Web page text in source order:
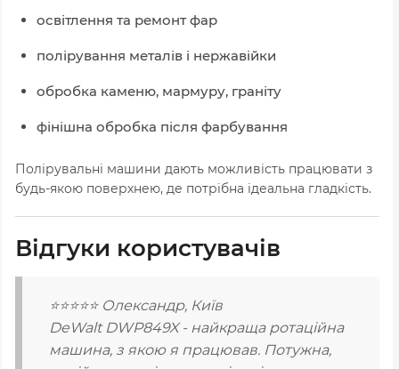
освітлення та ремонт фар
полірування металів і нержавійки
обробка каменю, мармуру, граніту
фінішна обробка після фарбування
Полірувальні машини дають можливість працювати з
будь-якою поверхнею, де потрібна ідеальна гладкість.
Відгуки користувачів
⭐⭐⭐⭐⭐ Олександр, Київ
DeWalt DWP849X - найкраща ротаційна
машина, з якою я працював. Потужна,